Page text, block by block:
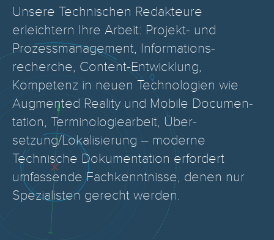
Unsere Technischen Redakteure
erleichtern Ihre Arbeit: Projekt- und
Prozessmanagement, Informations­
recherche, Content-Entwicklung,
Kompetenz in neuen Technologien wie
Augmented Reality und Mobile Docu­men­
tation, Terminologiearbeit, Über­
setzung/Lokalisierung – moderne
Technische Doku­mentation erfordert
umfassende Fachkenntnisse, denen nur
Spezialisten gerecht werden.